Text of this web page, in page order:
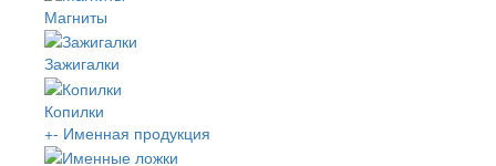
Магниты
Зажигалки
Копилки
+- Именная продукция